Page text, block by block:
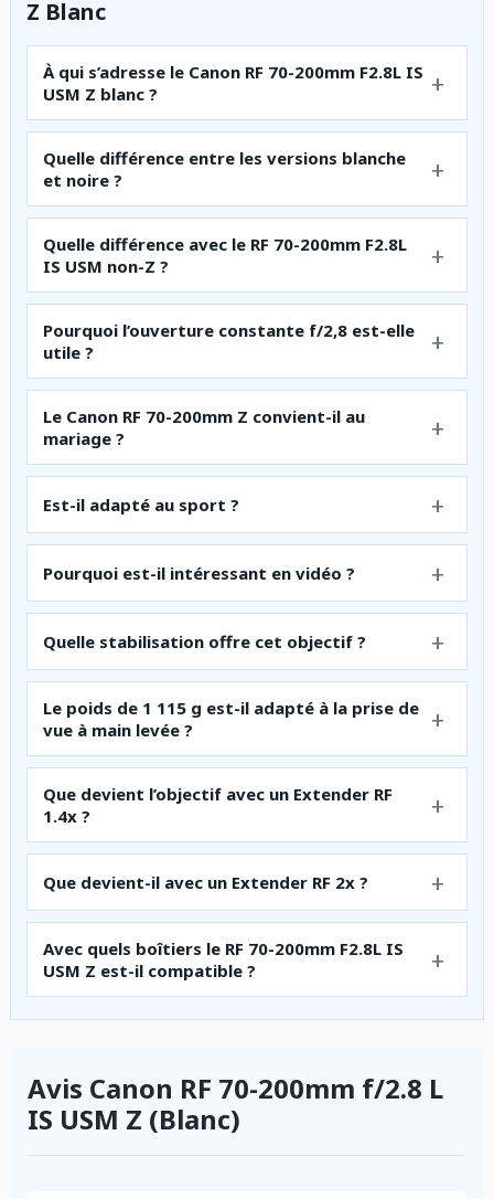
Z Blanc
À qui s’adresse le Canon RF 70-200mm F2.8L IS
USM Z blanc ?
Quelle différence entre les versions blanche
et noire ?
Quelle différence avec le RF 70-200mm F2.8L
IS USM non-Z ?
Pourquoi l’ouverture constante f/2,8 est-elle
utile ?
Le Canon RF 70-200mm Z convient-il au
mariage ?
Est-il adapté au sport ?
Pourquoi est-il intéressant en vidéo ?
Quelle stabilisation offre cet objectif ?
Le poids de 1 115 g est-il adapté à la prise de
vue à main levée ?
Que devient l’objectif avec un Extender RF
1.4x ?
Que devient-il avec un Extender RF 2x ?
Avec quels boîtiers le RF 70-200mm F2.8L IS
USM Z est-il compatible ?
Avis Canon RF 70-200mm f/2.8 L
IS USM Z (Blanc)